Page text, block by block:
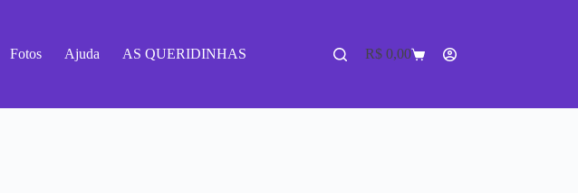
Fotos Ajuda AS QUERIDINHAS R$0,00